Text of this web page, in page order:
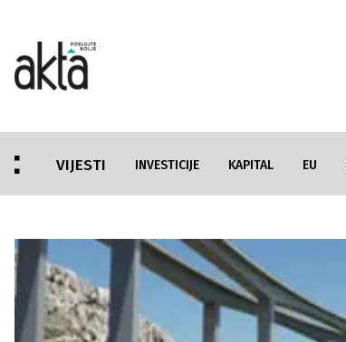
VIJESTI INVESTICIJE KAPITAL EU